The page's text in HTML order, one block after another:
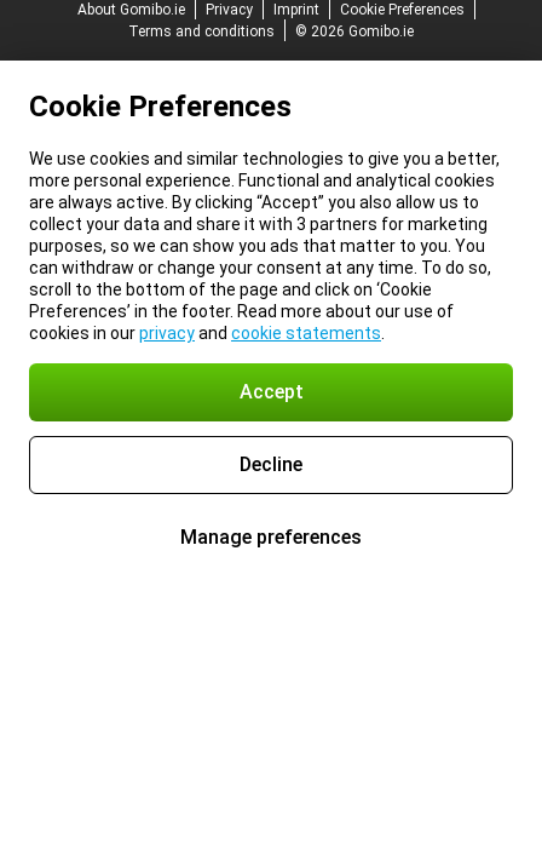
About Gomibo.ie
Privacy Imprint
Cookie Preferences
Terms and conditions
© 2026 Gomibo.ie
Cookie Preferences
We use cookies and similar technologies to give you a better,
more personal experience. Functional and analytical cookies
are always active. By clicking “Accept” you also allow us to
collect your data and share it with 3 partners for marketing
purposes, so we can show you ads that matter to you. You
can withdraw or change your consent at any time. To do so,
scroll to the bottom of the page and click on ‘Cookie
Preferences’ in the footer. Read more about our use of
cookies in ourprivacyand cookie statements
Accept
Decline
Manage preferences